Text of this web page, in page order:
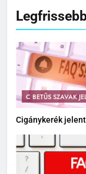
C BETŰS SZAVAK
Cigánykerék